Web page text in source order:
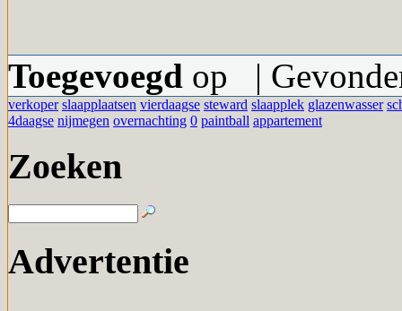
Toegevoegd op |
verkoper slaapplaatsen vierdaagse steward slaapplek glazenwasser
4daagse nijmegen overnachting 0 paintball appartement
Zoeken
Advertentie